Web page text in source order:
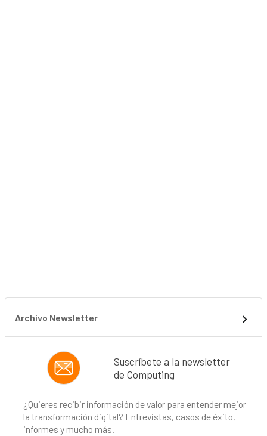
Archivo Newsletter
Suscríbete a la newsletter
de Computing
¿Quieres recibir información de valor para entender mejor
la transformación digital? Entrevistas, casos de éxito,
informes y mucho más.